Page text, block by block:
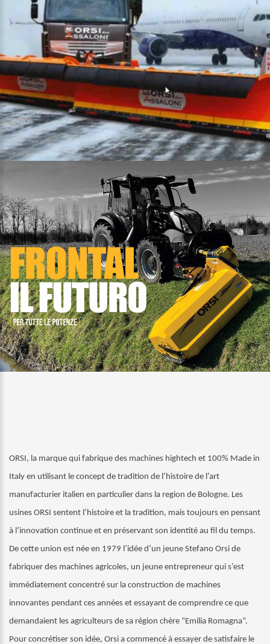
ORSI, la marque qui fabrique des machines hightech et 100% Made in
Italy en utilisant le concept de tradition de l’histoire de l’art
manufacturier italien en particulier dans la region de Bologne. Les
usines ORSI sentent l’histoire et la tradition, mais toujours en pensant
à l’innovation continue et en préservant son identité au fil du temps.
De cette union est née en 1979 l’idée d’un jeune Stefano Orsi de
fabriquer des machines agricoles, un jeune entrepreneur qui s’est
immédiatement concentré sur la construction de machines
innovantes pendant ces années et essayant de comprendre ce que
demandaient les agriculteurs de sa région chère “Emilia Romagna”.
Pour concrétiser son idée, Orsi a commencé à essayer de satisfaire le